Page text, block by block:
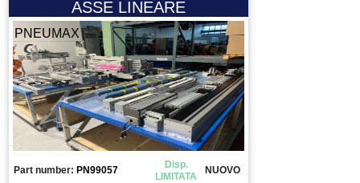
ASSE LINEARE
PNEUMAX
Part number: PN99057
Disp.
LIMITATA
NUOVO